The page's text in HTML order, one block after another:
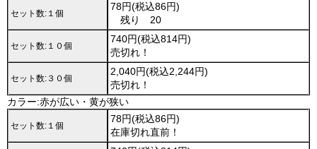
セット数:１個
78円(税込86円)
残り 20
セット数:１０個
740円(税込814円)
売切れ！
セット数:３０個
2,040円(税込2,244円)
売切れ！
カラー:赤が広い・黄が狭い
セット数:１個
78円(税込86円)
在庫切れ直前！